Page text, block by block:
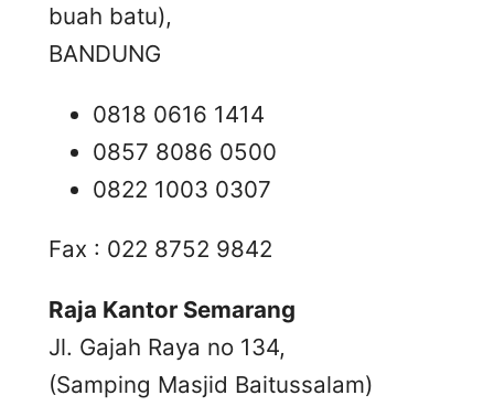
buah batu),
BANDUNG
0818 0616 1414
0857 8086 0500
0822 1003 0307
Fax : 022 8752 9842
Raja Kantor Semarang
Jl. Gajah Raya no 134,
(Samping Masjid Baitussalam)